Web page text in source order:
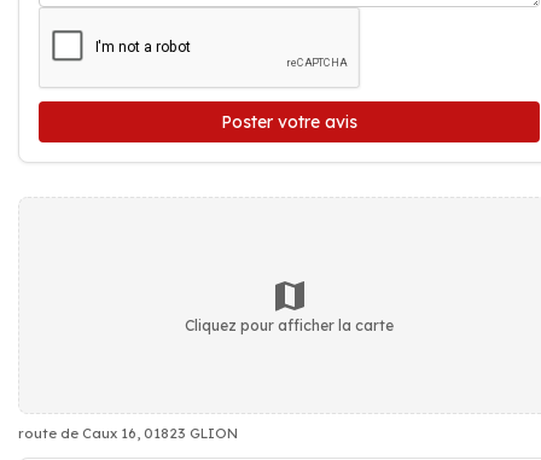
Poster votre avis
Cliquez pour afficher la carte
route de Caux 16, 01823 GLION